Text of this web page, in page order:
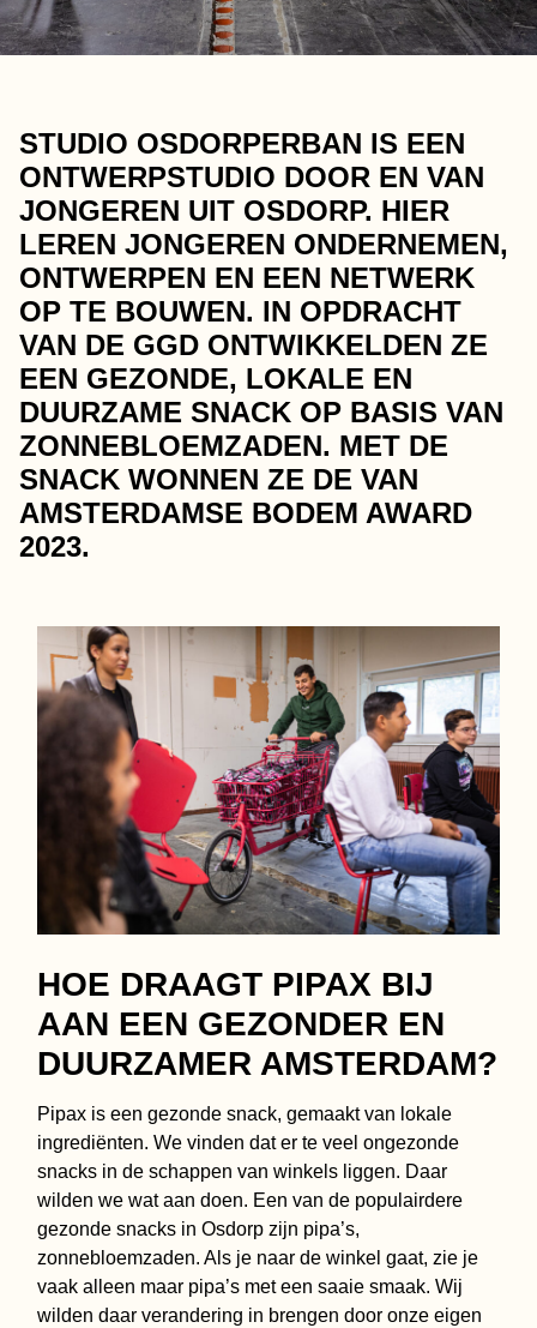
STUDIO OSDORPERBAN IS EEN
ONTWERPSTUDIO DOOR EN VAN
JONGEREN UIT OSDORP. HIER
LEREN JONGEREN ONDERNEMEN,
ONTWERPEN EN EEN NETWERK
OP TE BOUWEN. IN OPDRACHT
VAN DE GGD ONTWIKKELDEN ZE
EEN GEZONDE, LOKALE EN
DUURZAME SNACK OP BASIS VAN
ZONNEBLOEMZADEN. MET DE
SNACK WONNEN ZE DE VAN
AMSTERDAMSE BODEM AWARD
2023.
HOE DRAAGT PIPAX BIJ
AAN EEN GEZONDER EN
DUURZAMER AMSTERDAM?
Pipax is een gezonde snack, gemaakt van lokale
ingrediënten. We vinden dat er te veel ongezonde
snacks in de schappen van winkels liggen. Daar
wilden we wat aan doen. Een van de populairdere
gezonde snacks in Osdorp zijn pipa’s,
zonnebloemzaden. Als je naar de winkel gaat, zie je
vaak alleen maar pipa’s met een saaie smaak. Wij
wilden daar verandering in brengen door onze eigen